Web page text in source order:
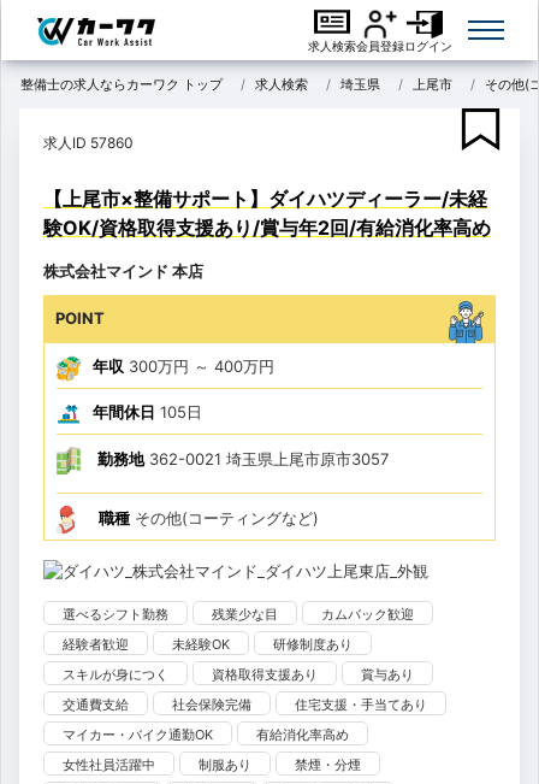
求人検索会員登録ログイン
整備士の求人ならカーワク トップ 求人検索 埼玉県 上尾市 その他(
求人ID 57860
【上尾市×整備サポート】ダイハツディーラー/未経
験OK/資格取得支援あり/賞与年2回/有給消化率高め
株式会社マインド 本店
POINT
年収 300万円 ～ 400万円
年間休日 105日
勤務地362-0021 埼玉県上尾市原市3057
職種 その他(コーティングなど)
選べるシフト勤務 残業少な目
カムバック歓迎
経験者歓迎
未経験OK
研修制度あり
スキルが身につく
資格取得支援あり
賞与あり
交通費支給
社会保険完備
住宅支援・手当てあり
マイカー・バイク通勤OK
有給消化率高め
女性社員活躍中
制服あり
禁煙・分煙